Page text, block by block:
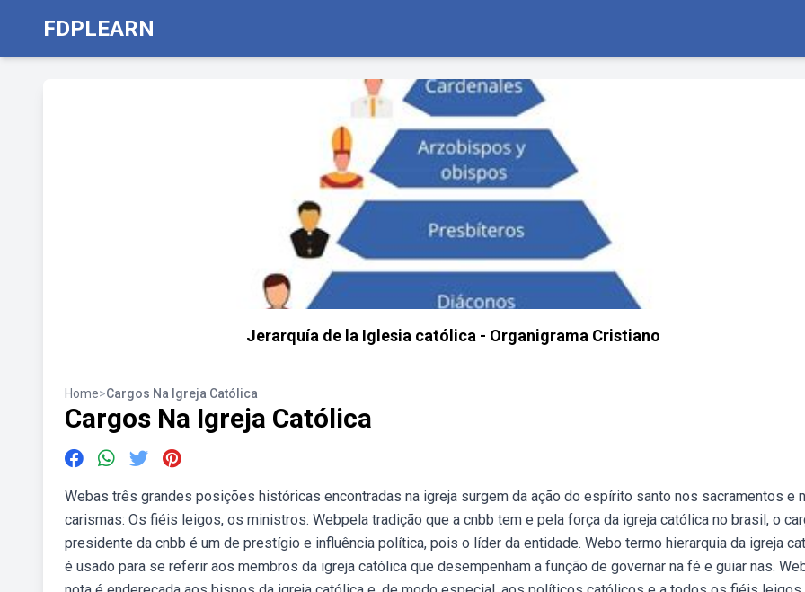
FDPLEARN
Jerarquía de la Iglesia católica - Organigrama Cristiano
Home>Cargos Na Igreja Católica
Cargos Na Igreja Católica
Webas três grandes posições históricas encontradas na igreja surgem da ação do espírito santo nos sacramentos e
carismas: Os fiéis leigos, os ministros. Webpela tradição que a cnbb tem e pela força da igreja católica no brasil, o
presidente da cnbb é um de prestígio e influência política, pois o líder da entidade. Webo termo hierarquia da igreja
é usado para se referir aos membros da igreja católica que desempenham a função de governar na fé e guiar nas.